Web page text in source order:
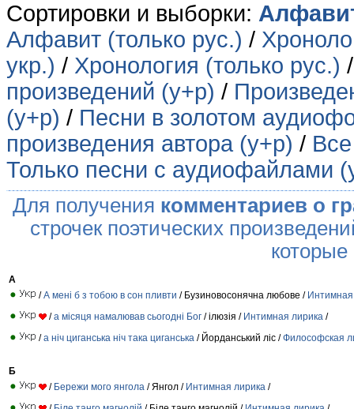
Сортировки и выборки:
Алфавит (только рус.) /
укр.) / Хронология (только рус.)
произведений (у+р) /
(у+р) / Песни в золотом
произведения автора (у+р) /
Только песни с аудиофайлами
Для получения комментариев о
строчек поэтических
А
/А мені б з тобою в сон пливти / Бузиновосонячна любове /
/а місяця намалював сьогодні Бог / ілюзія / Интимная лирика /
/а ніч циганська ніч така циганська / Йорданський ліс /Философская
Б
/ Бережи мого янгола / Янгол / Интимная лирика /